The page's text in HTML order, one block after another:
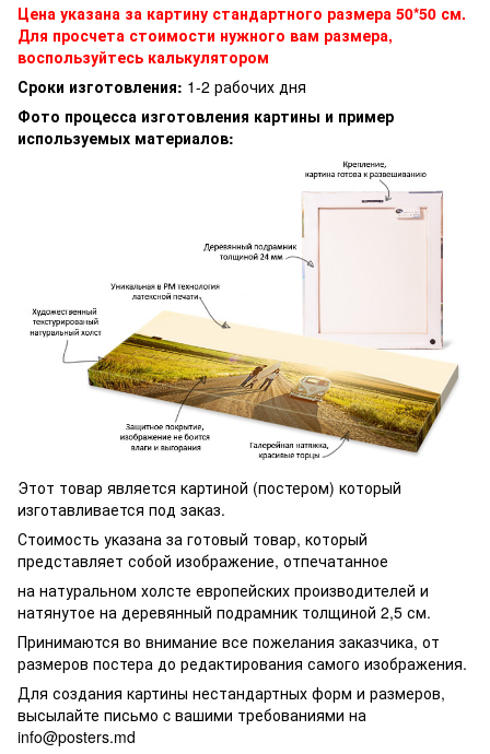
Цена указана за картину стандартного размера 50*50 см.
Для просчета стоимости нужного вам размера,
воспользуйтесь калькулятором
Сроки изготовления: 1-2 рабочих дня
Фото процесса изготовления картины и пример
используемых материалов:
Этот товар является картиной (постером) который
изготавливается под заказ.
Стоимость указана за готовый товар, который
представляет собой изображение, отпечатанное
на натуральном холсте европейских производителей и
натянутое на деревянный подрамник толщиной 2,5 см.
Принимаются во внимание все пожелания заказчика, от
размеров постера до редактирования самого изображения.
Для создания картины нестандартных форм и размеров,
высылайте письмо c вашими требованиями на
info@posters.md